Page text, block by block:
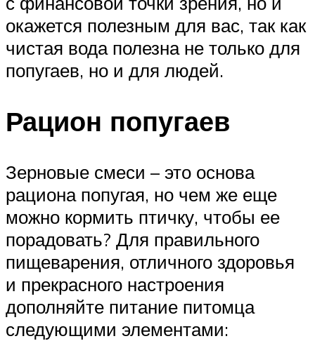
окажется полезным для вас, так как
чистая вода полезна не только для
попугаев, но и для людей.
Рацион попугаев
Зерновые смеси – это основа
рациона попугая, но чем же еще
можно кормить птичку, чтобы ее
порадовать? Для правильного
пищеварения, отличного здоровья
и прекрасного настроения
дополняйте питание питомца
следующими элементами: